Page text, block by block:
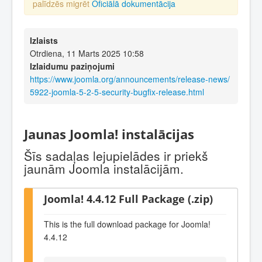
palīdzēs migrēt Oficiālā dokumentācija
Izlaists
Otrdiena, 11 Marts 2025 10:58
Izlaidumu paziņojumi
https://www.joomla.org/announcements/release-news/
5922-joomla-5-2-5-security-bugfix-release.html
Jaunas Joomla! instalācijas
Šīs sadaļas lejupielādes ir priekš
jaunām Joomla instalācijām.
Joomla! 4.4.12 Full Package (.zip)
This is the full download package for Joomla!
4.4.12